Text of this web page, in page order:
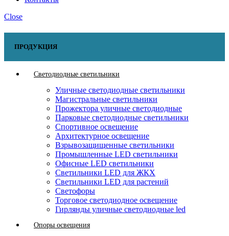
Close
ПРОДУКЦИЯ
Светодиодные светильники
Уличные светодиодные светильники
Магистральные светильники
Прожектора уличные светодиодные
Парковые светодиодные светильники
Спортивное освещение
Архитектурное освещение
Взрывозащищенные светильники
Промышленные LED светильники
Офисные LED светильники
Cветильники LED для ЖКХ
Светильники LED для растений
Светофоры
Торговое светодиодное освещение
Гирлянды уличные светодиодные led
Опоры освещения